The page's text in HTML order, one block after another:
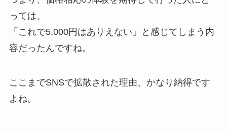
っては、
「これで5,000円はありえない」と感じてしまう内
容だったんですね。
ここまでSNSで拡散された理由、かなり納得です
よね。